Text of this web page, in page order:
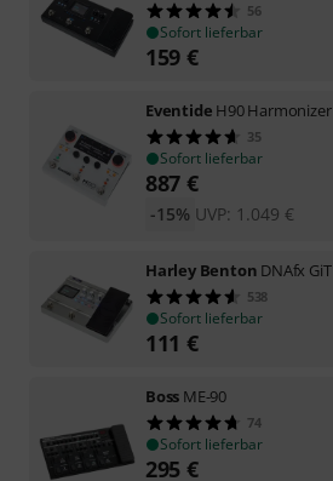
56
Sofort lieferbar
159 €
Eventide H90 Harmonizer
35
Sofort lieferbar
887 €
UVP: 1.049 €
-15%
Harley Benton DNAfx GiT
538
Sofort lieferbar
111 €
Boss ME-90
74
Sofort lieferbar
295 €